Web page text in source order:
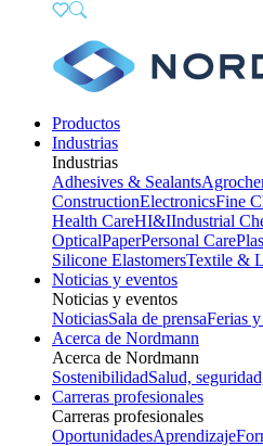
Productos
Industrias
Industrias
Adhesives & Sealants
ConstructionElectronicsFine
Health CareHI&IIndustrial
OpticalPaperPersonal Care
Silicone ElastomersTextile &
Noticias y eventos
Noticias y eventos
NoticiasSala de prensaFerias
Acerca de Nordmann
Acerca de Nordmann
SostenibilidadSalud,
Carreras profesionales
Carreras profesionales
OportunidadesAprendizaje